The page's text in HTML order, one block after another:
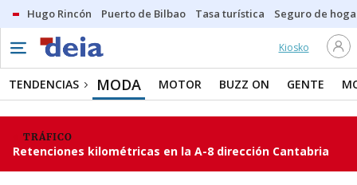
Hugo Rincón Puerto de Bilbao Tasa turística Seguro de
Kiosko
TENDENCIAS MODA MOTOR BUZZ ON GENTE
TRÁFICO
Retenciones kilométricas en la A-8 dirección Cantabria